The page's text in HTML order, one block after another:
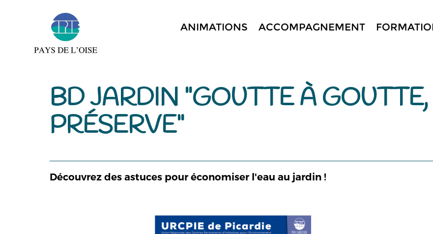
ANIMATIONS ACCOMPAGNEMENT
BD JARDIN "GOUTTE À GOUTTE,
PRÉSERVE"
Découvrez des astuces pour économiser l'eau au jardin !